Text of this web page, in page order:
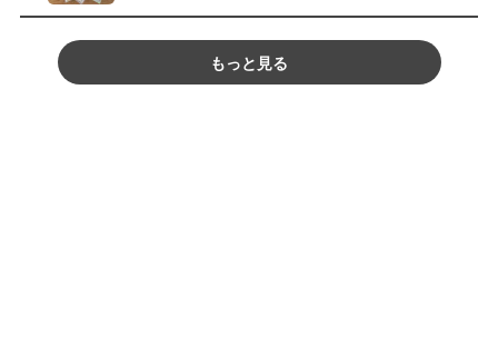
もっと見る